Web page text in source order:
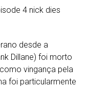
desde a
Dillane) foi morto
vingança pela
foi particularmente